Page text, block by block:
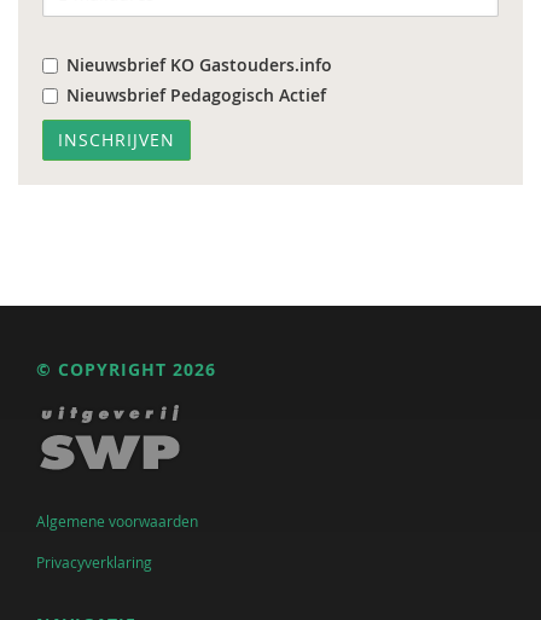
Nieuwsbrief KO Gastouders.info
Nieuwsbrief Pedagogisch Actief
© COPYRIGHT 2026
Algemene voorwaarden
Privacyverklaring